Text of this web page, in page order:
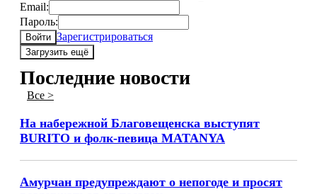
Email:
Пароль:
Войти Зарегистрироваться
Загрузить ещё
Последние новости
Все >
На набережной Благовещенска выступят
BURITO и фолк-певица MATANYA
Амурчан предупреждают о непогоде и просят